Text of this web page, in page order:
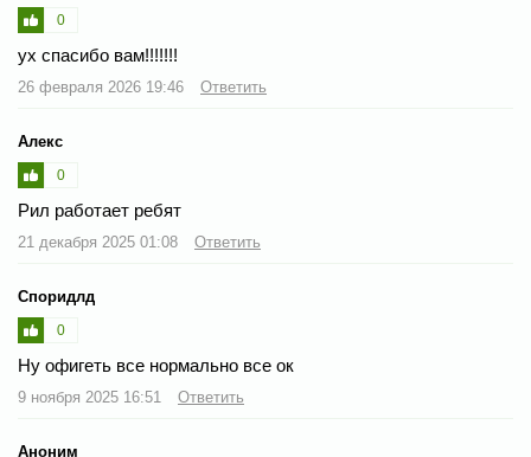
0
ух спасибо вам!!!!!!!
26 февраля 2026 19:46 Ответить
Алекс
0
Рил работает ребят
21 декабря 2025 01:08 Ответить
Споридлд
0
Ну офигеть все нормально все ок
9 ноября 2025 16:51 Ответить
Аноним